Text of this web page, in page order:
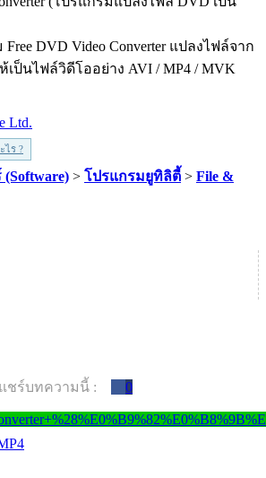
DVD Video Converter แปลงไฟล์จาก
เป็นไฟล์วิดีโออย่าง AVI / MP4 / MVK
Ltd.
ไร ?
> โปรแกรมยูทิลิตี้ > File &
แชร์บทความนี้ : 0